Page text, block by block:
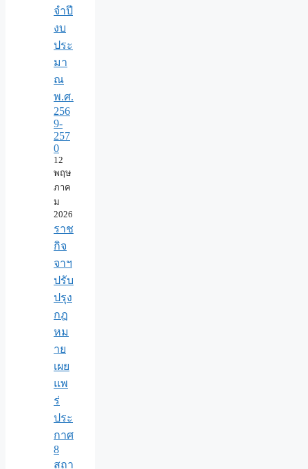
จำปี
งบ
ประ
มา
ณ
พ.ศ.
256
9-
257
0
12
พฤษ
ภาค
ม
2026
ราช
กิจ
จาฯ
ปรับ
ปรุง
กฎ
หม
าย
เผย
แพ
ร่
ประ
กาศ
8
สถา